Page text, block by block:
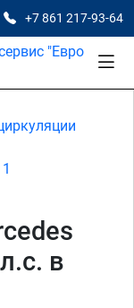
+7 861 217-93-64
в